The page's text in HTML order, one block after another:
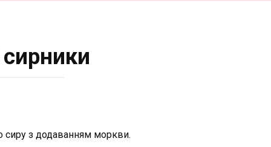
сиру з додаванням моркви.